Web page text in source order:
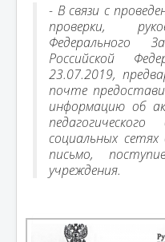
- В связи с
проверки,
Федерального
Российской
23.07.2019,
почте
информацию об
социальных
письмо,
учреждения.